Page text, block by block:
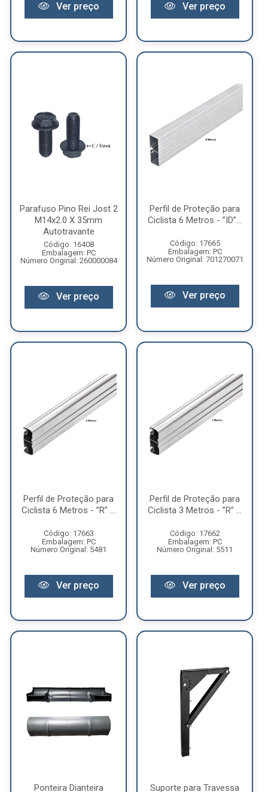
Ver preço Ver preço
Parafuso Pino Rei Jost 2
M14x2.0 X 35mm
Autotravante
Código: 16408
Embalagem: PC
Número Original: 260000084
Ver preço
Perfil de Proteção para
Ciclista 6 Metros - ”ID”...
Código: 17665
Embalagem: PC
Número Original: 701270071
Ver preço
Perfil de Proteção para
Ciclista 6 Metros - ”R” ...
Código: 17663
Embalagem: PC
Número Original: 5481
Ver preço
Perfil de Proteção para
Ciclista 3 Metros - ”R” ...
Código: 17662
Embalagem: PC
Número Original: 5511
Ver preço
Ponteira Dianteira Suporte para Travessa